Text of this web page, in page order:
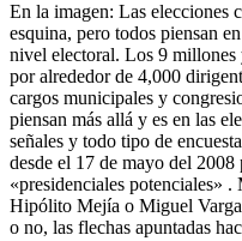
En la imagen: Las elecciones
esquina, pero todos piensan
nivel electoral. Los 9 millones
por alrededor de 4,000
cargos municipales y
piensan más allá y es en las
señales y todo tipo de
desde el 17 de mayo del 2008
«presidenciales potenciales»
Hipólito Mejía o Miguel
o no, las flechas apuntadas